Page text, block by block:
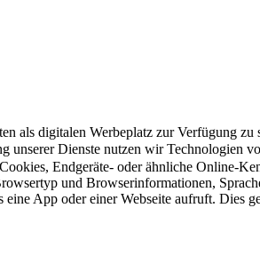
als digitalen Werbeplatz zur Verfügung zu
unserer Dienste nutzen wir Technologien
Endgeräte- oder ähnliche Online-
und Browserinformationen,
App oder einer Webseite aufruft. Dies